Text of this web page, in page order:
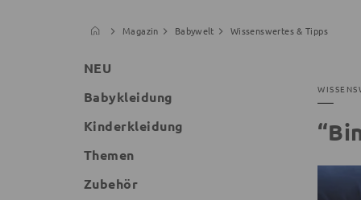
Magazin Babywelt Wissenswertes & Tipps
NEU
Babykleidung
Kinderkleidung
Themen
Zubehör